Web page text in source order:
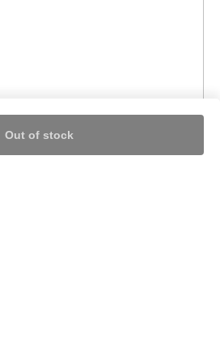
Out of stock